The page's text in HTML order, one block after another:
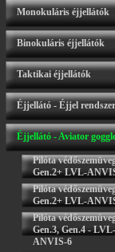
Monokuláris éjjellátók
Binokuláris éjjellátók
Taktikai éjjellátók
Éjjellátó - Éjjel
Éjjellátó - Aviator
Pilóta
Gen.2+ LVL-
Pilóta
Gen.2+ LVL-
Pilóta
Gen.3, Gen.4 - LVL-
ANVIS-6